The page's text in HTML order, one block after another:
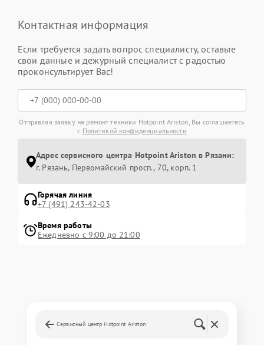
Контактная информация
Если требуется задать вопрос специалисту, оставьте
свои данные и дежурный специалист с радостью
проконсультирует Вас!
Отправляя заявку на ремонт техники Hotpoint Ariston, Вы соглашаетесь
с Политикой конфиденциальности
Адрес сервисного центра Hotpoint Ariston в Рязани:
г. Рязань, Первомайский просп., 70, корп. 1
Горячая линия
+7 (491) 243-42-03
Время работы
Ежедневно с 9:00 до 21:00
Сервисный центр Hotpoint Ariston